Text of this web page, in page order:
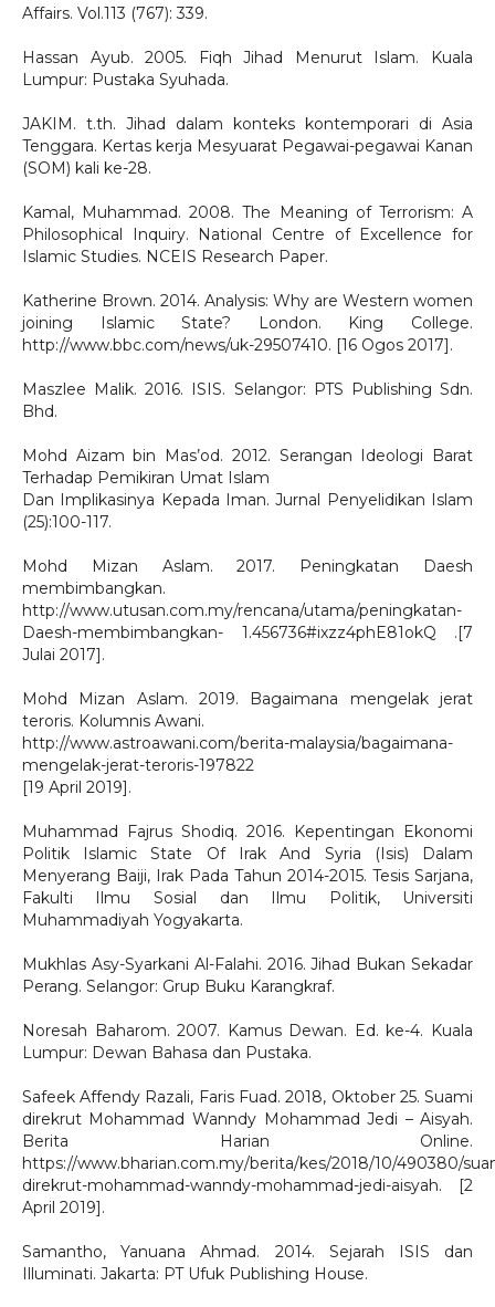
Affairs. Vol.113 (767): 339.
Hassan Ayub. 2005. Fiqh Jihad Menurut Islam. Kuala
Lumpur: Pustaka Syuhada.
JAKIM. t.th. Jihad dalam konteks kontemporari di Asia
Tenggara. Kertas kerja Mesyuarat Pegawai-pegawai Kanan
(SOM) kali ke-28.
Kamal, Muhammad. 2008. The Meaning of Terrorism: A
Philosophical Inquiry. National Centre of Excellence for
Islamic Studies. NCEIS Research Paper.
Katherine Brown. 2014. Analysis: Why are Western women
joining Islamic State? London. King College.
http://www.bbc.com/news/uk-29507410. [16 Ogos 2017].
Maszlee Malik. 2016. ISIS. Selangor: PTS Publishing Sdn.
Bhd.
Mohd Aizam bin Mas’od. 2012. Serangan Ideologi Barat
Terhadap Pemikiran Umat Islam
Dan Implikasinya Kepada Iman. Jurnal Penyelidikan Islam
(25):100-117.
Mohd Mizan Aslam. 2017. Peningkatan Daesh
membimbangkan.
http://www.utusan.com.my/rencana/utama/peningkatan-
Daesh-membimbangkan- 1.456736#ixzz4phE81okQ .[7
Julai 2017].
Mohd Mizan Aslam. 2019. Bagaimana mengelak jerat
teroris. Kolumnis Awani.
http://www.astroawani.com/berita-malaysia/bagaimana-
mengelak-jerat-teroris-197822
[19 April 2019].
Muhammad Fajrus Shodiq. 2016. Kepentingan Ekonomi
Politik Islamic State Of Irak And Syria (Isis) Dalam
Menyerang Baiji, Irak Pada Tahun 2014-2015. Tesis Sarjana,
Fakulti Ilmu Sosial dan Ilmu Politik, Universiti
Muhammadiyah Yogyakarta.
Mukhlas Asy-Syarkani Al-Falahi. 2016. Jihad Bukan Sekadar
Perang. Selangor: Grup Buku Karangkraf.
Noresah Baharom. 2007. Kamus Dewan. Ed. ke-4. Kuala
Lumpur: Dewan Bahasa dan Pustaka.
Safeek Affendy Razali, Faris Fuad. 2018, Oktober 25. Suami
direkrut Mohammad Wanndy Mohammad Jedi – Aisyah.
Berita Harian Online.
https://www.bharian.com.my/berita/kes/2018/10/490380/
direkrut-mohammad-wanndy-mohammad-jedi-aisyah. [2
April 2019].
Samantho, Yanuana Ahmad. 2014. Sejarah ISIS dan
Illuminati. Jakarta: PT Ufuk Publishing House.